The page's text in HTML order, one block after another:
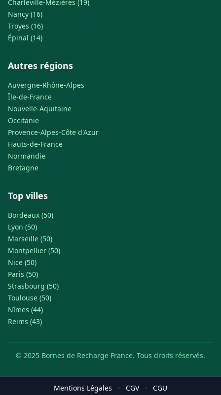
Charleville-Mézières (19)
Nancy (16)
Troyes (16)
Épinal (14)
Autres régions
Auvergne-Rhône-Alpes
Île-de-France
Nouvelle-Aquitaine
Occitanie
Provence-Alpes-Côte d'Azur
Hauts-de-France
Normandie
Bretagne
Top villes
Bordeaux (50)
Lyon (50)
Marseille (50)
Montpellier (50)
Nice (50)
Paris (50)
Strasbourg (50)
Toulouse (50)
Nîmes (44)
Reims (43)
© 2025 Bornes de Recharge France. Tous droits réservés.
Mentions Légales · CGV · CGU